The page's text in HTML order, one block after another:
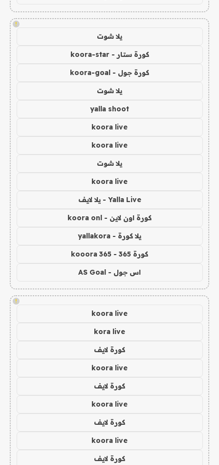
!
يلا شوت
كورة ستار - koora-star
كورة جول - koora-goal
يلا شوت
yalla shoot
koora live
koora live
يلا شوت
koora live
Yalla Live - يلا لايف
كورة اون لاين - koora onl
يلا كورة - yallakora
كورة 365 - kooora 365
اس جول - AS Goal
!
koora live
kora live
كورة لايف
koora live
كورة لايف
koora live
كورة لايف
koora live
كورة لايف